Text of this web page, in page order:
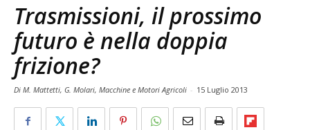
Trasmissioni, il prossimo
futuro è nella doppia
frizione?
Di M. Mattetti, G. Molari, Macchine e Motori Agricoli - 15 Luglio 2013